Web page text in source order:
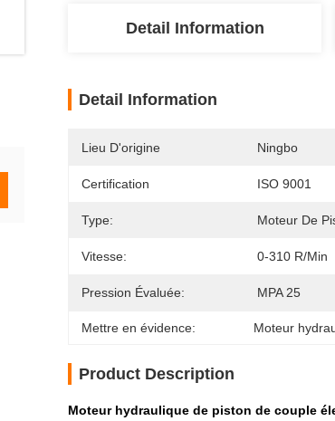
Detail Information
Detail Information
Lieu D'origine Ningbo
Certification ISO 9001
Type: Moteur De
Vitesse: 0-310 R/min
Pression Évaluée: MPA 25
Mettre en évidence: Moteur
Product Description
Moteur hydraulique de piston de couple